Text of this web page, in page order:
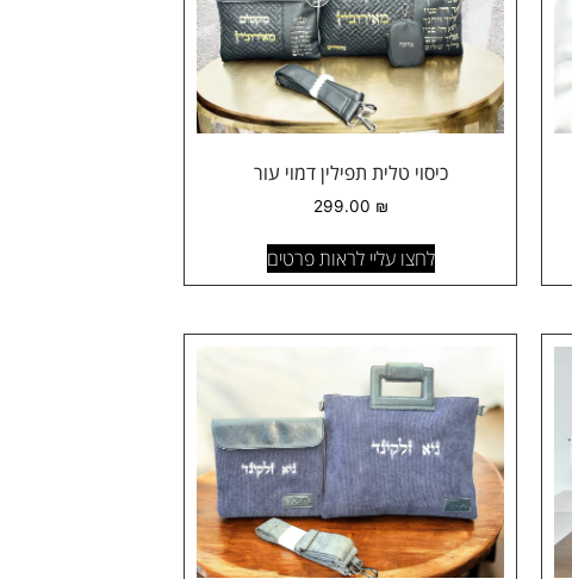
כיסוי טלית תפילין דמוי עור
299.00 ₪
לחצו עליי לראות פרטים